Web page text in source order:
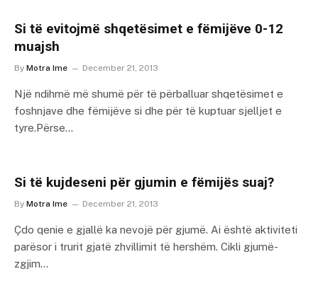
Si të evitojmë shqetësimet e fëmijëve 0-12
muajsh
By Motra Ime December 21, 2013
Një ndihmë më shumë për të përballuar shqetësimet e
foshnjave dhe fëmijëve si dhe për të kuptuar sjelljet e
tyre.Përse…
Si të kujdeseni për gjumin e fëmijës suaj?
By Motra Ime December 21, 2013
Çdo qenie e gjallë ka nevojë për gjumë. Ai është aktiviteti
parësor i trurit gjatë zhvillimit të hershëm. Cikli gjumë-
zgjim…